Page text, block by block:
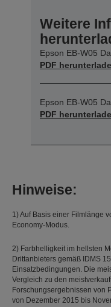
Weitere
Epson EB-W05
PDF
Epson EB-W05
PDF
Hinweise:
1) Auf Basis einer Filmlänge
Economy-Modus.
2) Farbhelligkeit im hellsten
Drittanbieters gemäß IDMS
Einsatzbedingungen. Die
Vergleich zu den
Forschungsergebnissen von
von Dezember 2015 bis